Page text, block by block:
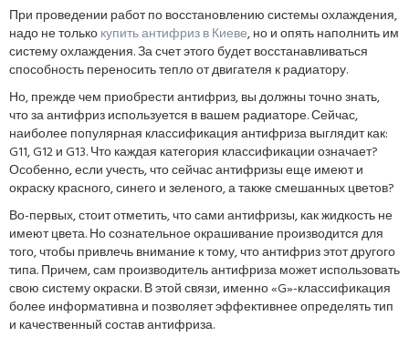
При проведении работ по восстановлению системы охлаждения,
надо не толькокупить антифриз в Киеве, но и опять наполнить им
систему охлаждения. За счет этого будет восстанавливаться
способность переносить тепло от двигателя к радиатору.
Но, прежде чем приобрести антифриз, вы должны точно знать,
что за антифриз используется в вашем радиаторе. Сейчас,
наиболее популярная классификация антифриза выглядит как:
G11, G12 и G13. Что каждая категория классификации означает?
Особенно, если учесть, что сейчас антифризы еще имеют и
окраску красного, синего и зеленого, а также смешанных цветов?
Во-первых, стоит отметить, что сами антифризы, как жидкость не
имеют цвета. Но сознательное окрашивание производится для
того, чтобы привлечь внимание к тому, что антифриз этот другого
типа. Причем, сам производитель антифриза может использовать
свою систему окраски. В этой связи, именно «G»-классификация
более информативна и позволяет эффективнее определять тип
и качественный состав антифриза.